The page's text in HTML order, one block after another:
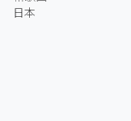
日本